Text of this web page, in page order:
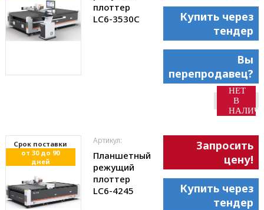
плоттер
LC6-3530С
Купить через
тендер
Вы
перепродавец?
НЕТ
В
Cрок поставки
от 30 до 90
дней
Артикул:
Планшетный
режущий
плоттер
LC6-4245
Запросить
цену!
Купить через
тендер